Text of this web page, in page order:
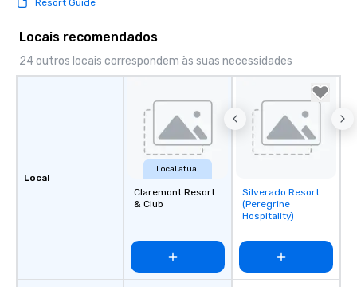
Resort Guide
Locais recomendados
24 outros locais correspondem às suas necessidades
Local
Local atual
Claremont Resort
& Club
Removed from
favorites
Silverado Resort
(Peregrine
Hospitality)